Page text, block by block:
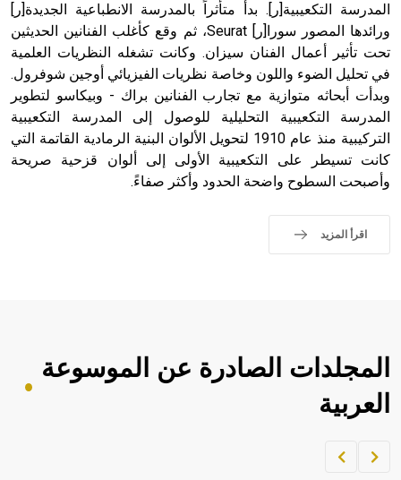
- هل تعلم أن أبجر Abgar اسم معروف جيداً يعود إلى عدد من
الملوك الذين حكموا مدينة إديسا (الرها) من أبجر الأول وحتى
التاسع، وهم ينتسبون إلى أسرة أوسروين
- هل تعلم أن الأبجدية الكنعانية تتألف من /22/ علامة كتابية
sign تكتب منفصلة غير متصلة، وتعتمد المبدأ الأكوروفوني،
حيث تقتصر القيمة الصوتية للعلامة الك
المدرسة التكعيبية[ر]. بدأ متأثراً بالمدرسة الانطباعية الجديدة[ر]
ورائدها المصور سورا[ر] Seurat، ثم وقع كأغلب الفنانين الحديثين
تحت تأثير أعمال الفنان سيزان. وكانت تشغله النظريات العلمية
في تحليل الضوء واللون وخاصة نظريات الفيزيائي أوجين شوفرول.
وبدأت أبحاثه متوازية مع تجارب الفنانين براك - وبيكاسو لتطوير
المدرسة التكعيبية التحليلية للوصول إلى المدرسة التكعيبية
التركيبية منذ عام 1910 لتحويل الألوان البنية الرمادية القاتمة التي
كانت تسيطر على التكعيبية الأولى إلى ألوان قزحية صريحة
وأصبحت السطوح واضحة الحدود وأكثر صفاءً.
اقرأ المزيد
المجلدات الصادرة عن الموسوعة
العربية